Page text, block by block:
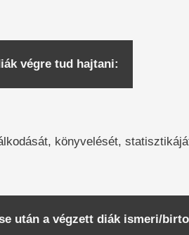
végre tud hajtani:
könyvelését,
után a végzett diák ismeri/